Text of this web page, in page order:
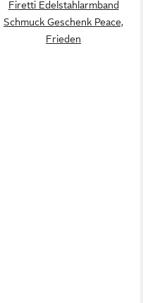
Firetti Edelstahlarmband
Schmuck Geschenk Peace,
Frieden